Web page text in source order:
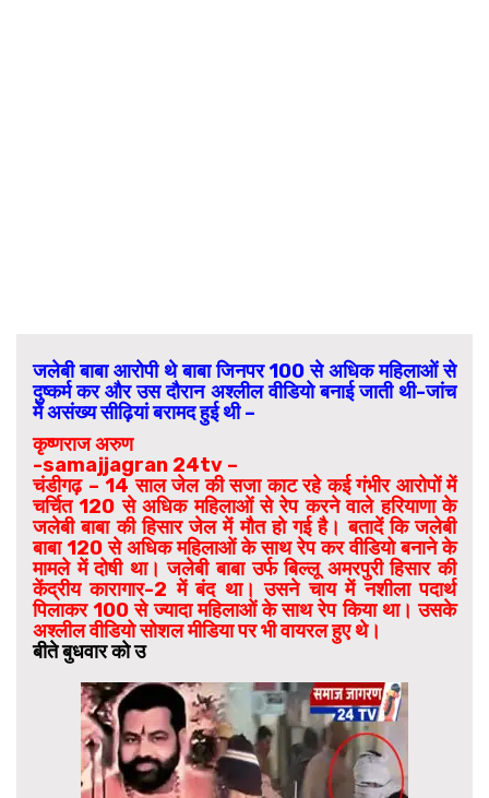
जलेबी बाबा आरोपी थे बाबा जिनपर 100 से अधिक महिलाओं से
दुष्कर्म कर और उस दौरान अश्लील वीडियो बनाई जाती थी-जांच
में असंख्य सीढ़ियां बरामद हुई थी –
कृष्णराज अरुण
-samajjagran 24tv –
चंडीगढ़ – 14 साल जेल की सजा काट रहे कई गंभीर आरोपों में
चर्चित 120 से अधिक महिलाओं से रेप करने वाले हरियाणा के
जलेबी बाबा की हिसार जेल में मौत हो गई है। बतादें कि जलेबी
बाबा 120 से अधिक महिलाओं के साथ रेप कर वीडियो बनाने के
मामले में दोषी था। जलेबी बाबा उर्फ बिल्लू अमरपुरी हिसार की
केंद्रीय कारागार-2 में बंद था। उसने चाय में नशीला पदार्थ
पिलाकर 100 से ज्यादा महिलाओं के साथ रेप किया था। उसके
अश्लील वीडियो सोशल मीडिया पर भी वायरल हुए थे।
बीते बुधवार को उ